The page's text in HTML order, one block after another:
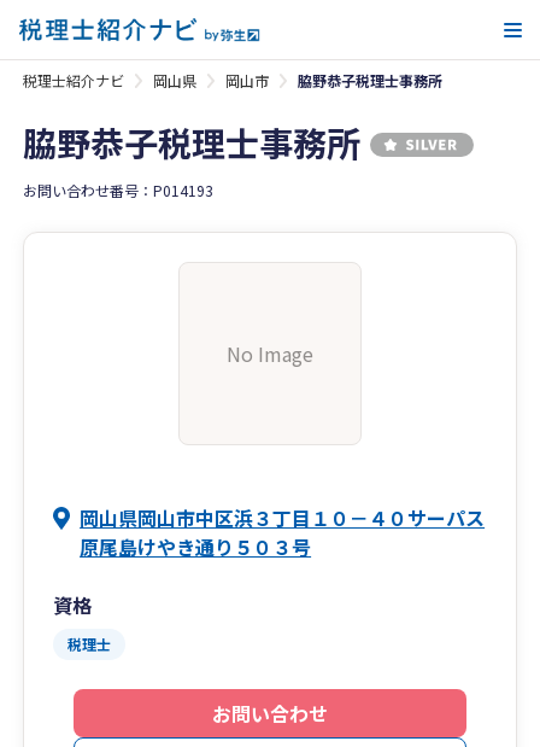
税理士紹介ナビ 岡山県 岡山市 脇野恭子税理士事務所
脇野恭子税理士事務所
お問い合わせ番号：P014193
No Image
岡山県岡山市中区浜３丁目１０－４０サーパス
原尾島けやき通り５０３号
資格
税理士
お問い合わせ